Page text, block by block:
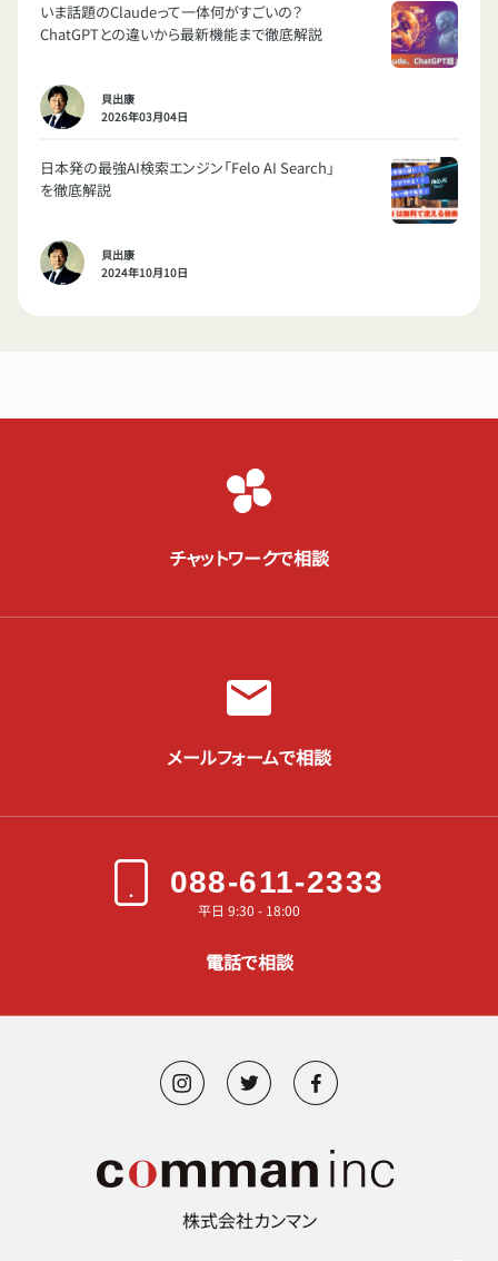
いま話題のClaudeって一体何がすごいの？
ChatGPTとの違いから最新機能まで徹底解説
貝出康
2026年03月04日
日本発の最強AI検索エンジン「Felo AI Search」
を徹底解説
貝出康
2024年10月10日
チャットワークで相談
メールフォームで相談
088-611-2333
平日 9:30 - 18:00
電話で相談
株式会社カンマン